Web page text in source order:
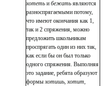
хотеть и бежать являются
разноспрягаемыми потому,
что имеют окончания как 1,
так и 2 спряжения, можно
предложить школьникам
проспрягать один из них так,
как если бы он был только
одного спряжения. Выполняя
это задание, ребята образуют
формы хотишь, хотит,